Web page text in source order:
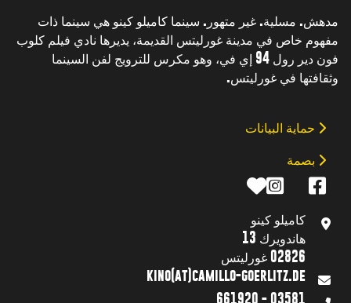
مدهش. مسلية. غير متهور. سينما كاميلو كينو هي سينما ذات
مفهوم خاص في مدينة غورليتس القديمة، يديرها نادي فيلم كلوب
فون دير رول 94 إي في، وهو مكرس للترويج لفن السينما
وثقافتها في غورليتس.
حماية البيانات
بصمة
كاميلو كينو
هاندويرك 13
02826 غورليتس
kino(at)camillo-goerlitz.de
03581 - 661920